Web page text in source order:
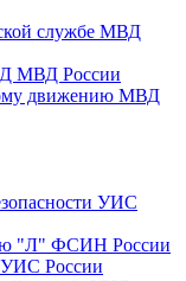
службе МВД
МВД России
движению МВД
УИС
"Л" ФСИН России
УИС России